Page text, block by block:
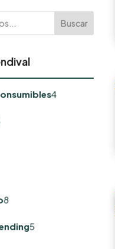
Buscar
4
8
5